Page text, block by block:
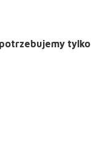
tylko